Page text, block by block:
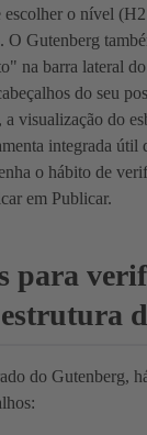
o nível
O Gutenberg
na barra lateral
do seu
visualização do
integrada útil
o hábito de
em Publicar.
para
do Gutenberg,